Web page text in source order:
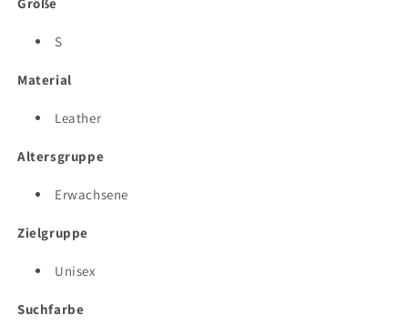
S
Material
Leather
Altersgruppe
Erwachsene
Zielgruppe
Unisex
Suchfarbe